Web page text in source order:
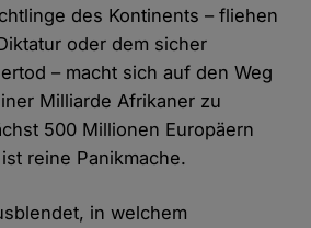
des Kontinents – fliehen
oder dem sicher
– macht sich auf den Weg
Milliarde Afrikaner zu
500 Millionen Europäern
reine Panikmache.
in welchem